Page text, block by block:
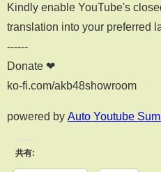
Kindly enable YouTube's
translation into your preferred
------
Donate ❤
ko-fi.com/akb48showroom
powered by Auto Youtube
共有: